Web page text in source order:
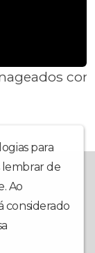
para
lembrar de
Ao
considerado
SUL WEB TV
Entorno Sul do
assistida onde
uma TV na